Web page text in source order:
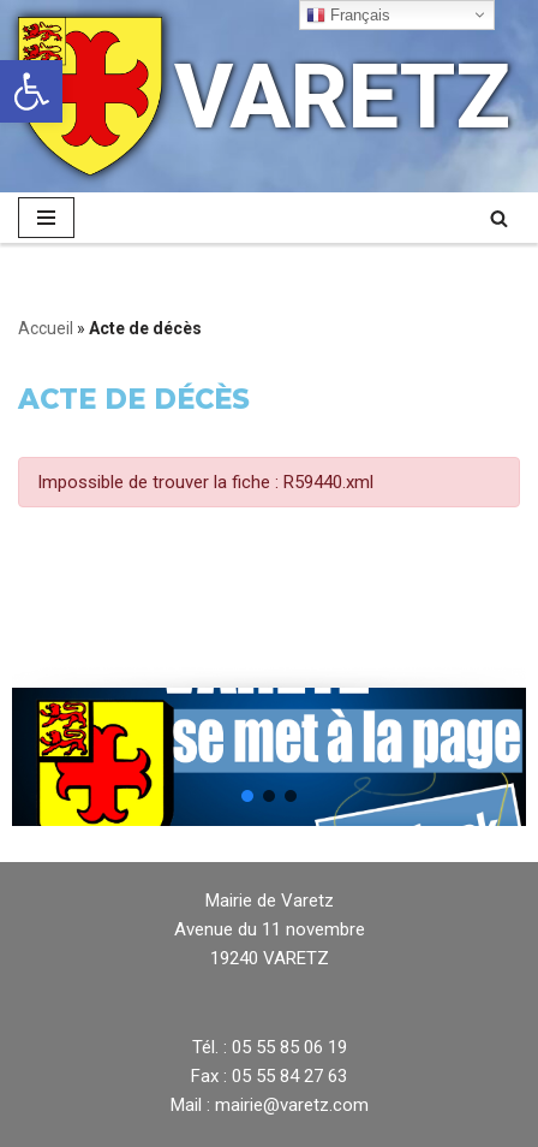
Ouvrir la barre d’outils
Aller
au
contenu
VARETZ
Accueil » Acte de décès
ACTE DE DÉCÈS
Impossible de trouver la fiche : R59440.xml
Mairie de Varetz
Avenue du 11 novembre
19240 VARETZ
Tél. : 05 55 85 06 19
Fax : 05 55 84 27 63
Mail : mairie@varetz.com
Français